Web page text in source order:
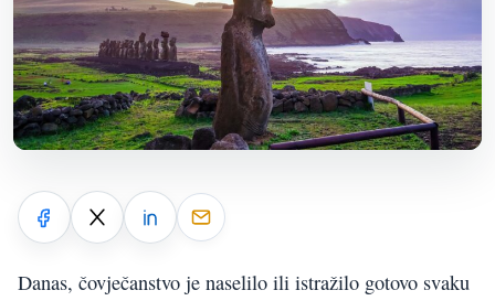
Danas, čovječanstvo je naselilo ili istražilo gotovo svaku